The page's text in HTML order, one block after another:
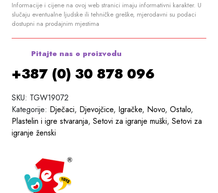
Informacije i cijene na ovoj web stranici imaju informativni karakter. U
slučaju eventualne ljudske ili tehničke greške, mjerodavni su podaci
dostupni na prodajnim mjestima
Pitajte nas o proizvodu
+387 (0) 30 878 096
SKU: TGW19072
Kategorije: Dječaci, Djevojčice, Igračke, Novo, Ostalo,
Plastelin i igre stvaranja, Setovi za igranje muški, Setovi za
igranje ženski